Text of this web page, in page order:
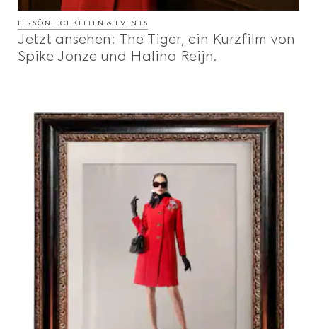
PERSÖNLICHKEITEN & EVENTS
Jetzt ansehen: The Tiger, ein Kurzfilm von
Spike Jonze und Halina Reijn.